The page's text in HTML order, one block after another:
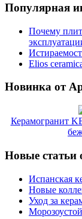
Популярная
Почему
Elios
Новинка от
Керамогранит
Новые статьи
Испанская
Новые
Уход за